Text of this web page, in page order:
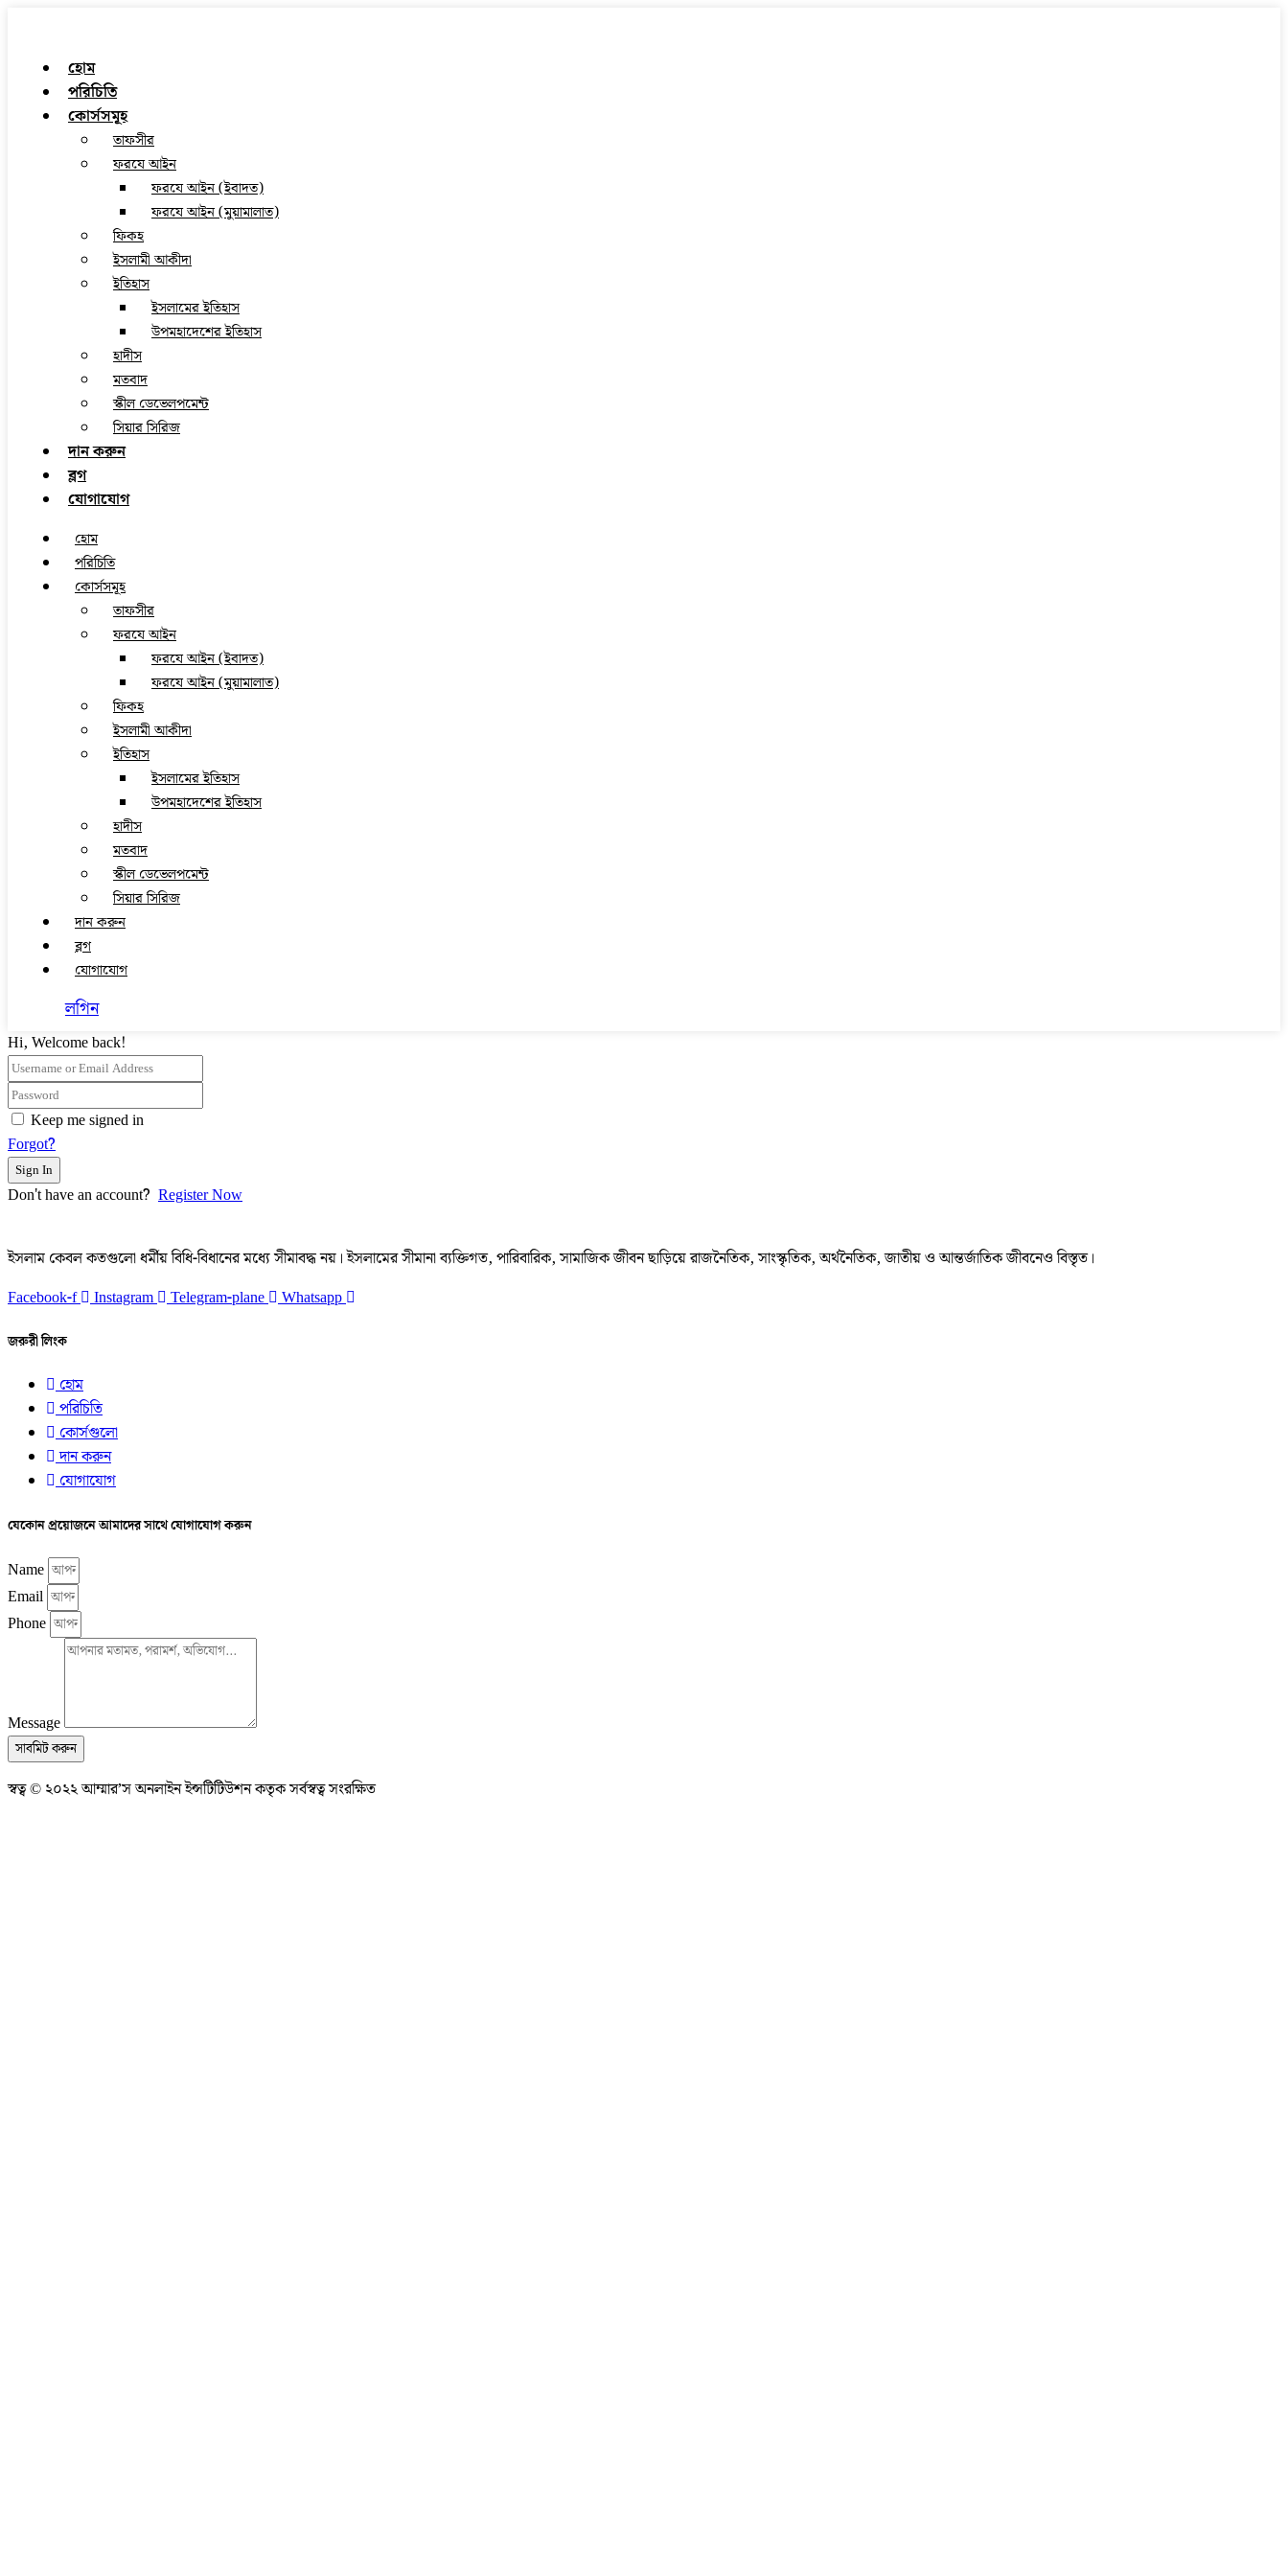
হোম
পরিচিতি
কোর্সসমূহ
তাফসীর
ফরযে আইন
ফরযে আইন (ইবাদত)
ফরযে আইন (মুয়ামালাত)
ফিকহ
ইসলামী আকীদা
ইতিহাস
ইসলামের ইতিহাস
উপমহাদেশের ইতিহাস
হাদীস
মতবাদ
স্কীল ডেভেলপমেন্ট
সিয়ার সিরিজ
দান করুন
ব্লগ
যোগাযোগ
হোম
পরিচিতি
কোর্সসমূহ
তাফসীর
ফরযে আইন
ফরযে আইন (ইবাদত)
ফরযে আইন (মুয়ামালাত)
ফিকহ
ইসলামী আকীদা
ইতিহাস
ইসলামের ইতিহাস
উপমহাদেশের ইতিহাস
হাদীস
মতবাদ
স্কীল ডেভেলপমেন্ট
সিয়ার সিরিজ
দান করুন
ব্লগ
যোগাযোগ
লগিন
Hi, Welcome back!
Keep me signed in
Forgot?
Sign In
Don't have an account? Register Now
ইসলাম কেবল কতগুলো ধর্মীয় বিধি-বিধানের মধ্যে সীমাবদ্ধ নয়। ইসলামের সীমানা ব্যক্তিগত, পারিবারিক, সামাজিক জীবন ছাড়িয়ে রাজনৈতিক, সাংস্কৃতিক, অর্থনৈতিক, জাতীয় ও আন্তর্জাতিক জীবনেও বিস্তৃত।
Facebook-f
Instagram Telegram-plane Whatsapp
জরুরী লিংক
হোম
পরিচিতি
কোর্সগুলো
দান করুন
যোগাযোগ
যেকোন প্রয়োজনে আমাদের সাথে যোগাযোগ করুন
Name
Email
Phone
Message
সাবমিট করুন
স্বত্ব © ২০২২ আম্মার’স অনলাইন ইন্সটিটিউশন কতৃক সর্বস্বত্ব সংরক্ষিত